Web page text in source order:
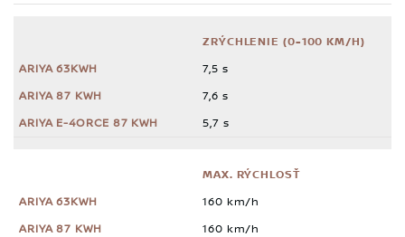
ZRÝCHLENIE (0-100 KM/H)
7,5 s
7,6 s
5,7 s
MAX. RÝCHLOSŤ
160 km/h
160 km/h